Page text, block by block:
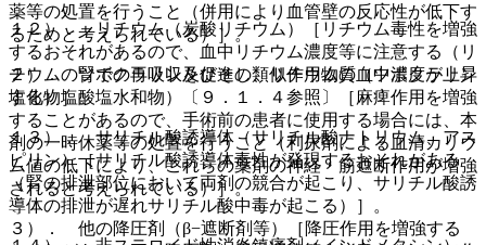
１２）． リチウム（炭酸リチウム）［リチウム毒性を増強
するおそれがあるので、血中リチウム濃度等に注意する（リ
チウムの腎での再吸収を促進し、リチウムの血中濃度が上昇
する）］。
１３）． サリチル酸誘導体（サリチル酸ナトリウム、アス
ピリン）［サリチル酸誘導体毒性が発現するおそれがある
（腎の排泄部位において両剤の競合が起こり、サリチル酸誘
導体の排泄が遅れサリチル酸中毒が起こる）］。
薬等の処置を行うこと（併用により血管壁の反応性が低下す
るためと考えられている）］。
２）． ツボクラリン及びその類似作用物質（ツボクラリン
塩化物塩酸塩水和物）〔９．１．４参照〕［麻痺作用を増強
することがあるので、手術前の患者に使用する場合には、本
剤の一時休薬等の処置を行うこと（利尿剤による血清カリウ
ム値の低下により、これらの薬剤の神経・筋遮断作用が増強
されると考えられている）］。
３）． 他の降圧剤（β−遮断剤等）［降圧作用を増強する